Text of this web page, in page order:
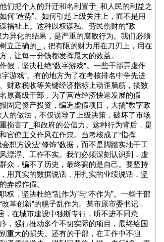
们把个人的升迁和名利置于_和人民的利益之
何“造势”、如何引起上级关注上，而不是用
福祉上。这种以权谋私、劳民伤财的“政
力异化的结果，是严重的腐败行为。我们必须
立正确的_，把有限的财力用在刀刃上，用在
，让每一分钱都发挥最大的效益。
假，坚决杜绝“数字游戏”。一些干部弄虚作
字游戏”。有的地方为了在考核排名中争先进
财政税收等关键经济指标上动歪脑筋，搞数
原高级干部，为了营造经济快速发展的假
固定资产投资，编造虚假项目，大搞“数字政
人的做法，不仅误导了上级决策，破坏了市场
损害了_和政府的公信力。这种行为背后，是
官僚主义作风在作祟。当考核成了“指挥
想方设法“修饰”数据，而不是脚踏实地干工
漂浮、工作不实。我们必须深刻认识到，虚
众，骗不了历史，最终骗的是自己。要坚持
用真实的数据说话，用扎实的业绩说话，坚
弄虚作假。
权，坚决杜绝“乱作为”与“不作为”。一些干部
革创新”的幌子乱作为。某市原市委书记，
，在城市建设中独断专行，听不进不同意
，强行推动多个不切实际的项目，最终给国
重大的损失。还有的干部，在工作中不担